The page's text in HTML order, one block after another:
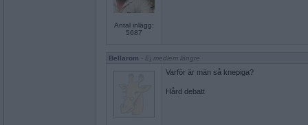
Antal inlägg:
5687
Bellarom - Ej medlem längre
Varför är män så knepiga?
Hård debatt